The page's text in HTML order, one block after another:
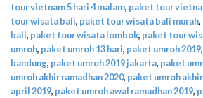
tour vietnam 5 hari 4 malam, paket tour
tour wisata bali, paket tour wisata bali murah,
bali, paket tour wisata lombok, paket tour
umroh, paket umroh 13 hari, paket umroh 2019,
bandung, paket umroh 2019 jakarta, paket
umroh akhir ramadhan 2020, paket umroh
april 2019, paket umroh awal ramadhan 2019,